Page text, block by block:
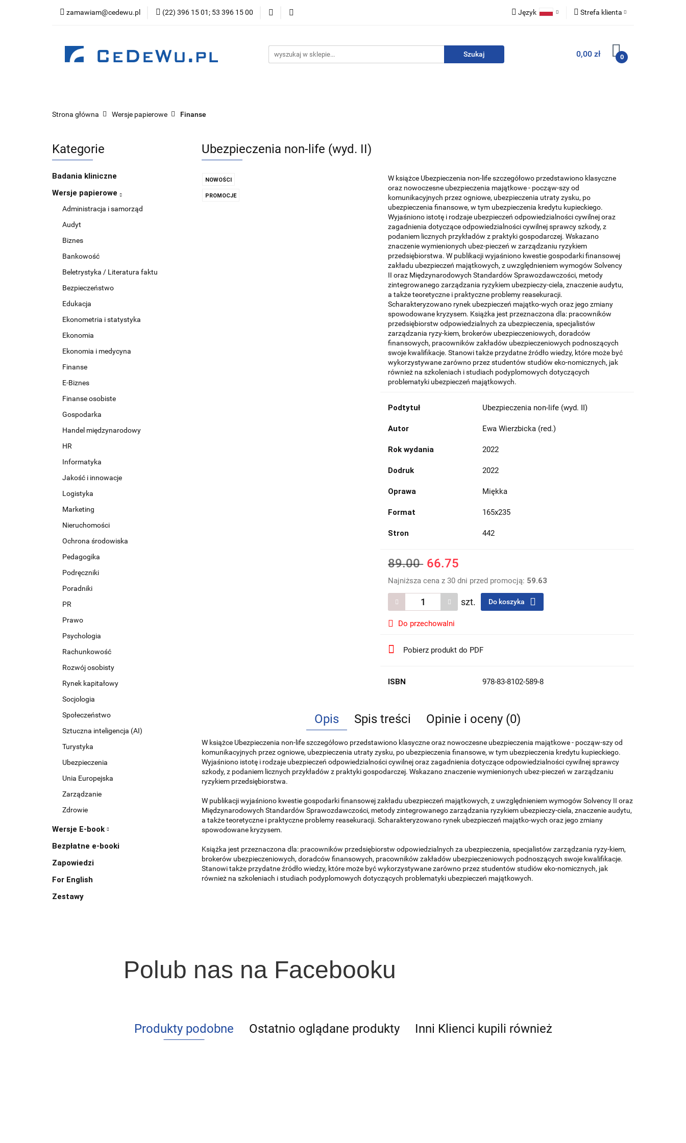
zamawiam@cedewu.pl (22) 396 15 01; 53 396 15 00 Język Strefa klienta
Zarejestruj się
0,00 zł 0
Kategorie Nowości Zapowiedzi
Wydawnictwo Wydawnictwa
Strona główna Wersje papierowe Finanse
Kategorie
Badania kliniczne
Wersje papierowe
Administracja i samorząd
Audyt
Biznes
Bankowość
Beletrystyka / Literatura faktu
Bezpieczeństwo
Edukacja
Ekonometria i statystyka
Ekonomia
Ekonomia i medycyna
Finanse
E-Biznes
Finanse osobiste
Gospodarka
Handel międzynarodowy
HR
Informatyka
Jakość i innowacje
Logistyka
Marketing
Nieruchomości
Ochrona środowiska
Pedagogika
Podręczniki
Poradniki
PR
Prawo
Psychologia
Rachunkowość
Rozwój osobisty
Rynek kapitałowy
Socjologia
Społeczeństwo
Sztuczna inteligencja (AI)
Turystyka
Ubezpieczenia
Unia Europejska
Zarządzanie
Zdrowie
Wersje E-book
Bezpłatne e-booki
Zapowiedzi
For English
Zestawy
Ubezpieczenia non-life (wyd. II)
NOWOŚCI
PROMOCJE
W książce Ubezpieczenia non-life szczegółowo przedstawiono klasyczne
oraz nowoczesne ubezpieczenia majątkowe - począw-szy od
komunikacyjnych przez ogniowe, ubezpieczenia utraty zysku, po
ubezpieczenia finansowe, w tym ubezpieczenia kredytu kupieckiego.
Wyjaśniono istotę i rodzaje ubezpieczeń odpowiedzialności cywilnej oraz
zagadnienia dotyczące odpowiedzialności cywilnej sprawcy szkody, z
podaniem licznych przykładów z praktyki gospodarczej. Wskazano
znaczenie wymienionych ubez-pieczeń w zarządzaniu ryzykiem
przedsiębiorstwa. W publikacji wyjaśniono kwestie gospodarki finansowej
zakładu ubezpieczeń majątkowych, z uwzględnieniem wymogów Solvency
II oraz Międzynarodowych Standardów Sprawozdawczości, metody
zintegrowanego zarządzania ryzykiem ubezpieczy-ciela, znaczenie audytu,
a także teoretyczne i praktyczne problemy reasekuracji.
Scharakteryzowano rynek ubezpieczeń majątko-wych oraz jego zmiany
spowodowane kryzysem. Książka jest przeznaczona dla: pracowników
przedsiębiorstw odpowiedzialnych za ubezpieczenia, specjalistów
zarządzania ryzy-kiem, brokerów ubezpieczeniowych, doradców
finansowych, pracowników zakładów ubezpieczeniowych podnoszących
swoje kwalifikacje. Stanowi także przydatne źródło wiedzy, które może być
wykorzystywane zarówno przez studentów studiów eko-nomicznych, jak
również na szkoleniach i studiach podyplomowych dotyczących
problematyki ubezpieczeń majątkowych.
Podtytuł Ubezpieczenia non-life (wyd. II)
Autor Ewa Wierzbicka (red.)
Rok wydania 2022
Dodruk 2022
Oprawa Miękka
Format 165x235
Stron 442
89.00 66.75
Najniższa cena z 30 dni przed promocją: 59.63
szt. Do koszyka
Do przechowalni
Pobierz produkt do PDF
ISBN 978-83-8102-589-8
Opis Spis treści Opinie i oceny (0)
W książce Ubezpieczenia non-life szczegółowo przedstawiono klasyczne oraz nowoczesne ubezpieczenia majątkowe - począw-szy od
komunikacyjnych przez ogniowe, ubezpieczenia utraty zysku, po ubezpieczenia finansowe, w tym ubezpieczenia kredytu kupieckiego.
Wyjaśniono istotę i rodzaje ubezpieczeń odpowiedzialności cywilnej oraz zagadnienia dotyczące odpowiedzialności cywilnej sprawcy
szkody, z podaniem licznych przykładów z praktyki gospodarczej. Wskazano znaczenie wymienionych ubez-pieczeń w zarządzaniu
ryzykiem przedsiębiorstwa.
W publikacji wyjaśniono kwestie gospodarki finansowej zakładu ubezpieczeń majątkowych, z uwzględnieniem wymogów Solvency II oraz
Międzynarodowych Standardów Sprawozdawczości, metody zintegrowanego zarządzania ryzykiem ubezpieczy-ciela, znaczenie audytu,
a także teoretyczne i praktyczne problemy reasekuracji. Scharakteryzowano rynek ubezpieczeń majątko-wych oraz jego zmiany
spowodowane kryzysem.
Książka jest przeznaczona dla: pracowników przedsiębiorstw odpowiedzialnych za ubezpieczenia, specjalistów zarządzania ryzy-kiem,
brokerów ubezpieczeniowych, doradców finansowych, pracowników zakładów ubezpieczeniowych podnoszących swoje kwalifikacje.
Stanowi także przydatne źródło wiedzy, które może być wykorzystywane zarówno przez studentów studiów eko-nomicznych, jak
również na szkoleniach i studiach podyplomowych dotyczących problematyki ubezpieczeń majątkowych.
Polub nas na Facebooku
Produkty podobne Ostatnio oglądane produkty Inni Klienci kupili również